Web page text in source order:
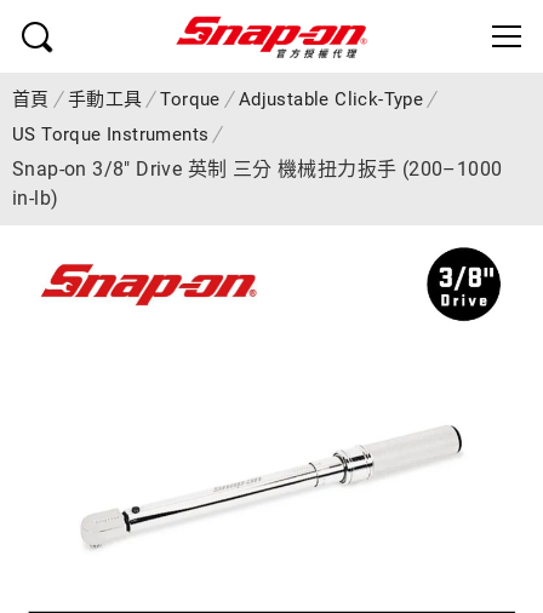
首頁 手動工具 Torque
Adjustable Click-Type
US Torque Instruments
Snap-on 3/8" Drive 英制 三分 機械扭力扳手 (200–1000
in-lb)